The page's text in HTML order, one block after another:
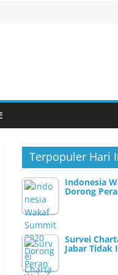
Terpopuler Hari
Indonesia
Dorong
Survei
Jabar Tidak